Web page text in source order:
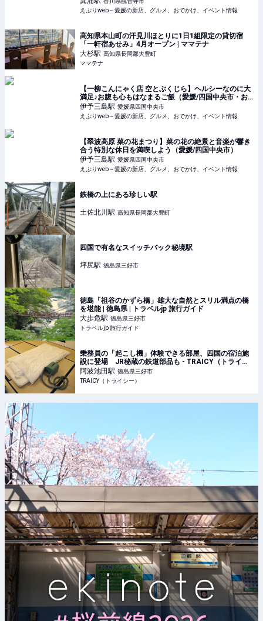
えぷりweb～愛媛の新店、グルメ、おでかけ、イベント情報
高知県本山町の汗見川ほとりに1日1組限定の貸切宿
「一軒宿あせみ」4月オープン | ママテナ
大杉駅 高知県長岡郡大豊町
ママテナ
【一柳こんにゃく店 空とぶくじら】ヘルシーなのに大
満足♪お腹も心もはなまるご飯（愛媛/四国中央市・お
でかけレポ）
伊予三島駅 愛媛県四国中央市
えぷりweb～愛媛の新店、グルメ、おでかけ、イベント情報
【翠波高原 菜の花まつり】菜の花の絶景と音楽が響き
合う特別な休日を満喫しよう（愛媛/四国中央市）
伊予三島駅 愛媛県四国中央市
えぷりweb～愛媛の新店、グルメ、おでかけ、イベント情報
鉄橋の上にある珍しい駅
土佐北川駅 高知県長岡郡大豊町
四国で有名なスイッチバック秘境駅
坪尻駅 徳島県三好市
徳島「祖谷のかずら橋」雄大な自然とスリル満点の橋
を堪能 | 徳島県 | トラベルjp 旅行ガイド
大歩危駅 徳島県三好市
トラベルjp 旅行ガイド
乗務員の「起こし機」体験できる部屋、四国の宿泊施
設に登場 JR秘蔵の鉄道部品も - TRAICY（トライシ
ー）
阿波池田駅 徳島県三好市
TRAICY（トライシー）